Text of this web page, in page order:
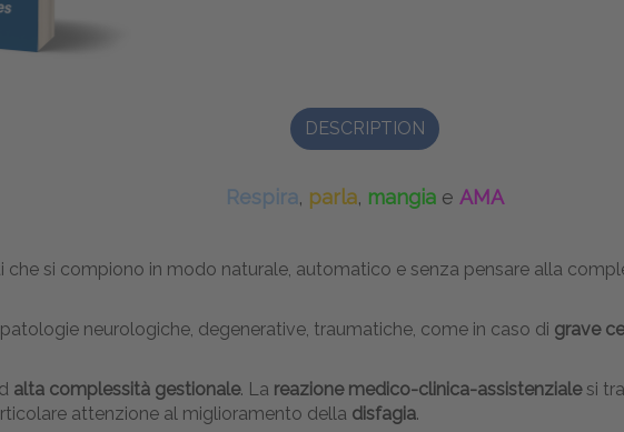
DESCRIPTION
Respira, parla, mangia e AMA
che si compiono in modo naturale, automatico e senza pensare alla
neurologiche, degenerative, traumatiche, come in caso di grave
alta complessità gestionale. La reazione medico-clinica-assistenzialesi
attenzione al miglioramento della disfagia.